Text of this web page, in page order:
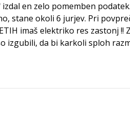
en zelo pomemben
stane okoli 6 jurjev. Pri
imaš elektriko res zastonj
izgubili, da bi karkoli sploh